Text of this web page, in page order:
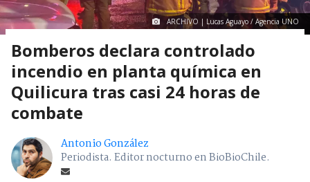
ARCHIVO | Lucas Aguayo / Agencia UNO
Bomberos declara controlado
incendio en planta química en
Quilicura tras casi 24 horas de
combate
Antonio González
Periodista. Editor nocturno en BioBioChile.